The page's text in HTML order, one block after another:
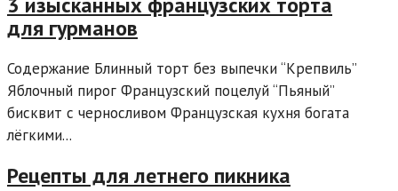
для гурманов
Содержание Блинный торт без выпечки “Крепвиль”
Яблочный пирог Французский поцелуй “Пьяный”
бисквит с черносливом Французская кухня богата
лёгкими...
Рецепты для летнего пикника